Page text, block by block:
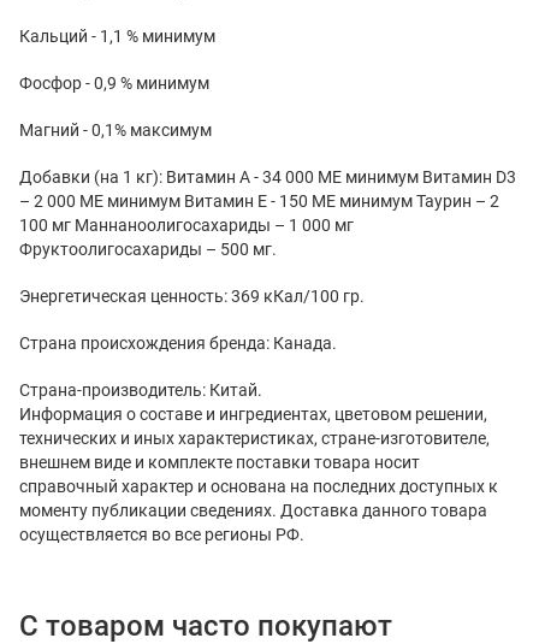
Кальций - 1,1 % минимум
Фосфор - 0,9 % минимум
Магний - 0,1% максимум
Добавки (на 1 кг): Витамин A - 34 000 МЕ минимум Витамин D3
– 2 000 МЕ минимум Витамин E - 150 МЕ минимум Таурин – 2
100 мг Маннаноолигосахариды – 1 000 мг
Фруктоолигосахариды – 500 мг.
Энергетическая ценность: 369 кКал/100 гр.
Страна происхождения бренда: Канада.
Страна-производитель: Китай.
Информация о составе и ингредиентах, цветовом решении,
технических и иных характеристиках, стране-изготовителе,
внешнем виде и комплекте поставки товара носит
справочный характер и основана на последних доступных к
моменту публикации сведениях. Доставка данного товара
осуществляется во все регионы РФ.
С товаром часто покупают